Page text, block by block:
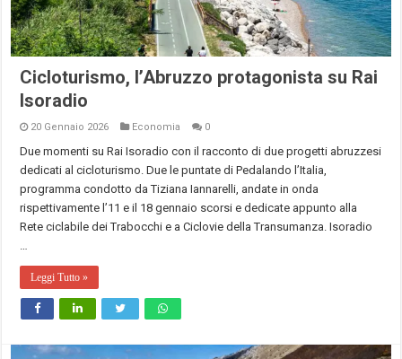
Cicloturismo, l’Abruzzo protagonista su Rai
Isoradio
20 Gennaio 2026 Economia 0
Due momenti su Rai Isoradio con il racconto di due progetti abruzzesi
dedicati al cicloturismo. Due le puntate di Pedalando l’Italia,
programma condotto da Tiziana Iannarelli, andate in onda
rispettivamente l’11 e il 18 gennaio scorsi e dedicate appunto alla
Rete ciclabile dei Trabocchi e a Ciclovie della Transumanza. Isoradio
Leggi Tutto »